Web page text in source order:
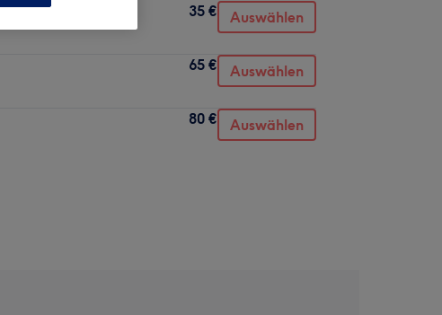
35 € Auswählen
65 € Auswählen
80 € Auswählen